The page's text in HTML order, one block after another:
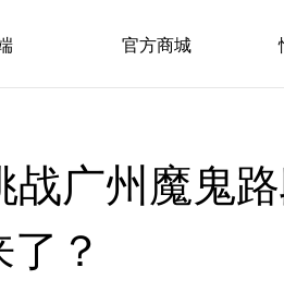
官方商城
战广州魔鬼
？